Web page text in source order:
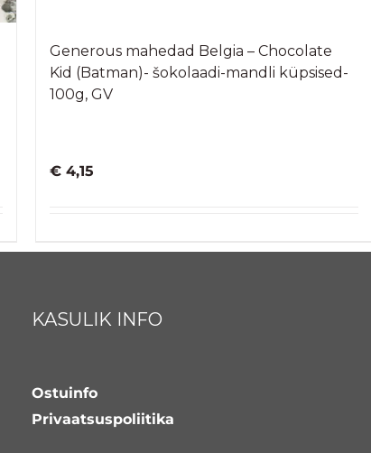
Generous mahedad Belgia – Chocolate
Kid (Batman)- šokolaadi-mandli küpsised-
100g, GV
€ 4,15
KASULIK INFO
Ostuinfo
Privaatsuspoliitika